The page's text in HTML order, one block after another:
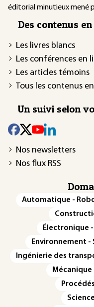
éditorial minutieux mené
Des contenus
Les livres blancs
Les conférences en
Les articles témoins
Tous les contenus
Un suivi selon
Nos newsletters
Nos flux RSS
Automatique -
Électronique
Environnement -
Ingénierie des
Mécanique